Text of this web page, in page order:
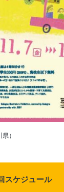
）
スケジュール